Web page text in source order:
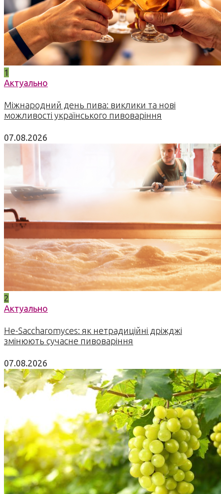
1
Актуально
Міжнародний день пива: виклики та нові
можливості українського пивоваріння
07.08.2026
2
Актуально
Не-Saccharomyces: як нетрадиційні дріжджі
змінюють сучасне пивоваріння
07.08.2026